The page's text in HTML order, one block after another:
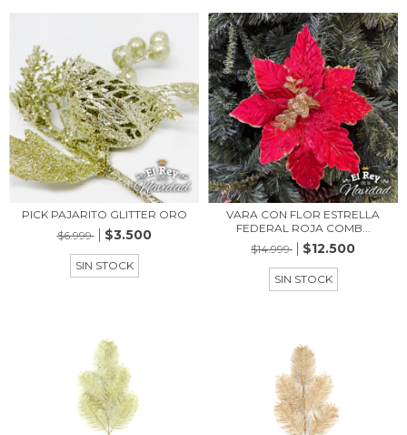
PICK PAJARITO GLITTER ORO
$6.999
$3.500
SIN STOCK
VARA CON FLOR ESTRELLA
FEDERAL ROJA COMB...
$14.999
$12.500
SIN STOCK